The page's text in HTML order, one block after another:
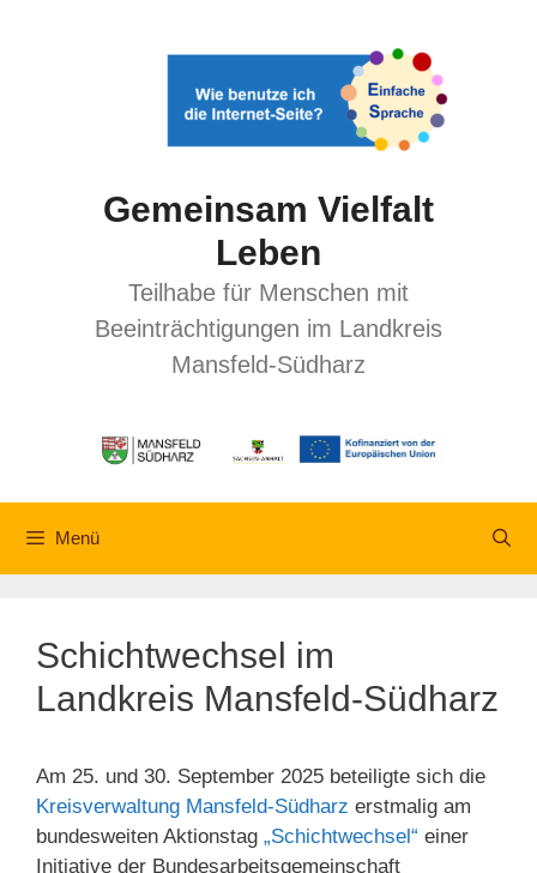
Gemeinsam Vielfalt
Leben
Teilhabe für Menschen mit
Beeinträchtigungen im Landkreis
Mansfeld-Südharz
Menü
Schichtwechsel im
Landkreis Mansfeld-Südharz
Am 25. und 30. September 2025 beteiligte sich die
Kreisverwaltung Mansfeld-Südharz erstmalig am
bundesweiten Aktionstag „Schichtwechsel“ einer
Initiative der Bundesarbeitsgemeinschaft